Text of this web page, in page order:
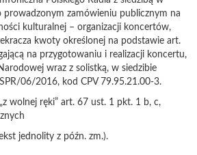
zamówieniu publicznym na
kulturalnej – organizacji koncertów,
kwoty określonej na podstawie art.
na przygotowaniu i realizacji koncertu,
wraz z solistką, w siedzibie
06/2016, kod CPV 79.95.21.00-3.
wolnej ręki” art. 67 ust. 1 pkt. 1 b, c,
jednolity z późn. zm.).